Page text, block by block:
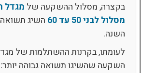
בקצרה, מסלול ההשקעה של מגדל
מסלול לבני 50 עד 60
השיג
השנה.
לעומתו, בקרנות ההשתלמות של
השקעה שהשיגו תשואה גבוהה יותר: